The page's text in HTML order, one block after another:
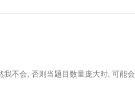
不会, 否则当题目数量庞大时, 可能会